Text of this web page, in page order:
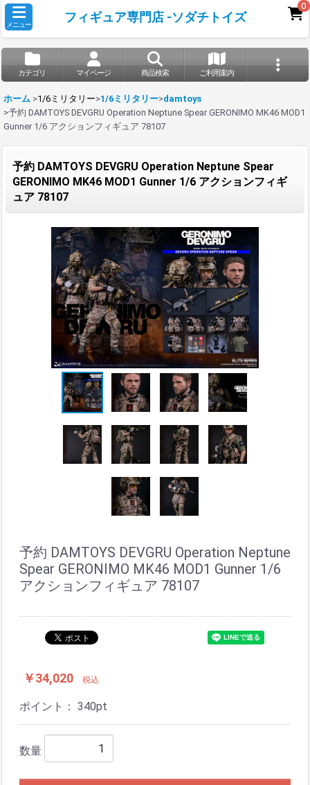
メニュー
フィギュア専門店 -ソダチトイズ
0
カテゴリ マイページ 商品検索 ご利用案内
ホーム >1/6ミリタリー>1/6ミリタリー>damtoys
>予約 DAMTOYS DEVGRU Operation Neptune Spear GERONIMO MK46 MOD1
Gunner 1/6 アクションフィギュア 78107
予約 DAMTOYS DEVGRU Operation Neptune Spear
GERONIMO MK46 MOD1 Gunner 1/6 アクションフィギ
ュア 78107
予約 DAMTOYS DEVGRU Operation Neptune
Spear GERONIMO MK46 MOD1 Gunner 1/6
アクションフィギュア 78107
￥34,020 税込
ポイント： 340pt
数量